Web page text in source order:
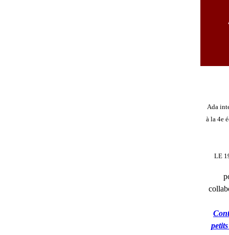
Ada
à la 4e
LE